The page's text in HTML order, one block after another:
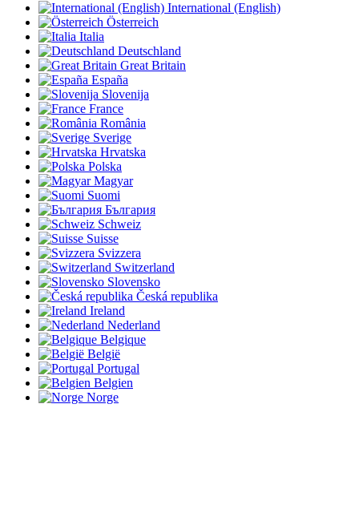
International (English)
Österreich
Italia
Deutschland
Great Britain
España
Slovenija
France
România
Sverige
Hrvatska
Polska
Magyar
Suomi
България
Schweiz
Suisse
Svizzera
Switzerland
Slovensko
Česká republika
Ireland
Nederland
Belgique
België
Portugal
Belgien
Norge